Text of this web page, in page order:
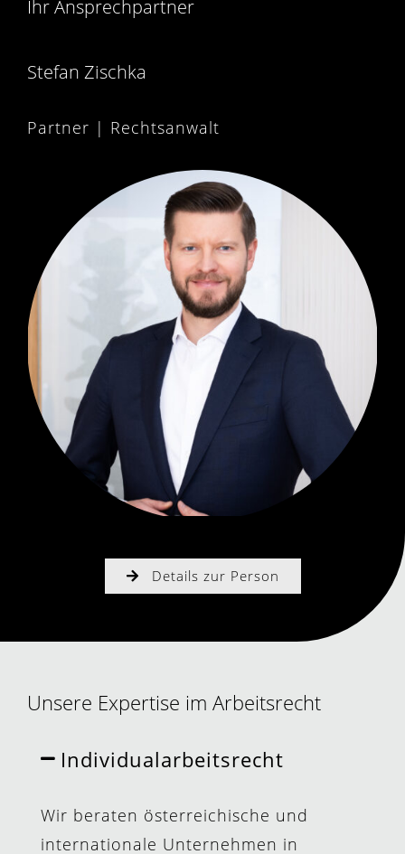
Ihr Ansprechpartner
Stefan Zischka
Partner | Rechtsanwalt
Details zur Person
Unsere Expertise im Arbeitsrecht
Individualarbeitsrecht
Wir beraten österreichische und
internationale Unternehmen in